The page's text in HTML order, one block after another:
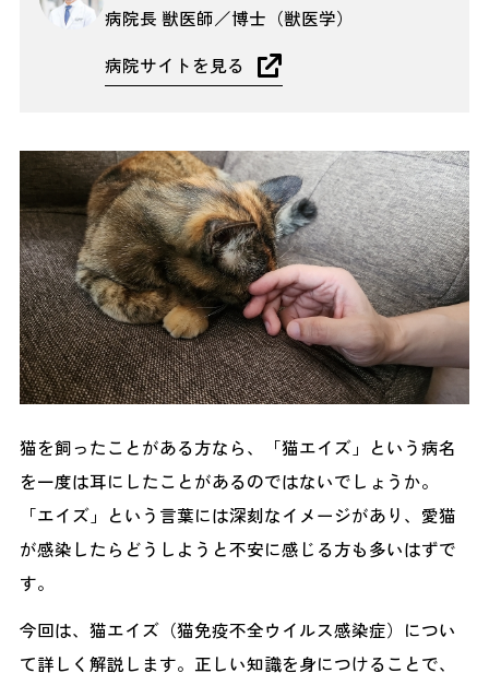
病院長 獣医師／博士（獣医学）
病院サイトを見る
猫を飼ったことがある方なら、「猫エイズ」という病名
を一度は耳にしたことがあるのではないでしょうか。
「エイズ」という言葉には深刻なイメージがあり、愛猫
が感染したらどうしようと不安に感じる方も多いはずで
す。
今回は、猫エイズ（猫免疫不全ウイルス感染症）につい
て詳しく解説します。正しい知識を身につけることで、